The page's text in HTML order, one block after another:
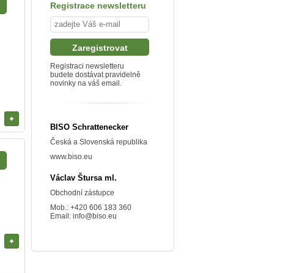
Registrace newsletteru
Registraci newsletteru
budete dostávat pravidelně
novinky na váš email.
BISO Schrattenecker
Česká a Slovenská republika
www.biso.eu
Václav Štursa ml.
Obchodní zástupce
Mob.: +420 606 183 360
Email: info@biso.eu